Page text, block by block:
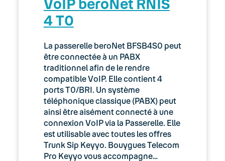
4 T0
La passerelle beroNet BFSB4S0 peut
être connectée à un PABX
traditionnel afin de le rendre
compatible VoIP. Elle contient 4
ports T0/BRI. Un système
téléphonique classique (PABX) peut
ainsi être aisément connecté à une
connexion VoIP via la Passerelle. Elle
est utilisable avec toutes les offres
Trunk Sip Keyyo. Bouygues Telecom
Pro Keyyo vous accompagne…